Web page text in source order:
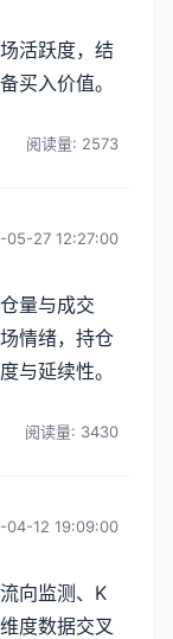
活跃度，结
买入价值。
阅读量: 2573
05-27 12:27:00
量与成交
情绪，持仓
与延续性。
阅读量: 3430
04-12 19:09:00
向监测、K
度数据交叉